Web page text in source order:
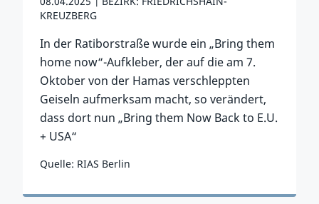
KREUZBERG
In der Ratiborstraße wurde ein „Bring them
home now“-Aufkleber, der auf die am 7.
Oktober von der Hamas verschleppten
Geiseln aufmerksam macht, so verändert,
dass dort nun „Bring them Now Back to E.U.
+ USA“
Quelle: RIAS Berlin
Zum Vorfall